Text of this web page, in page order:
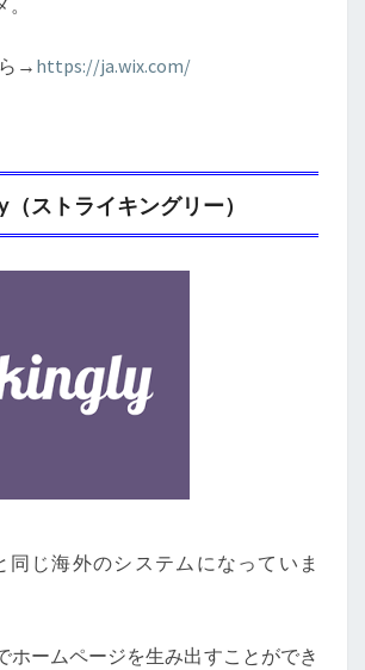
→ https://ja.wix.com/
ストライキングリー）
同じ海外のシステムになっていま
ホームページを生み出すことができ